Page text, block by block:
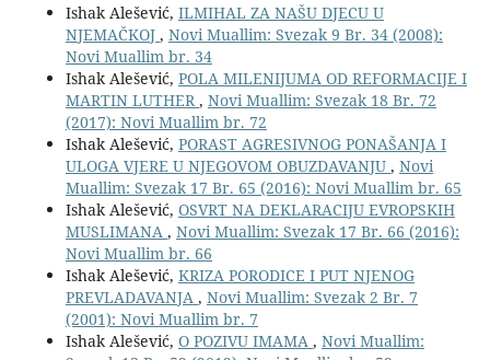
Ishak Alešević, ILMIHAL ZA NAŠU DJECU U
NJEMAČKOJ , Novi Muallim: Svezak 9 Br. 34 (2008):
Novi Muallim br. 34
Ishak Alešević, POLA MILENIJUMA OD REFORMACIJE I
MARTIN LUTHER, Novi Muallim: Svezak 18 Br. 72
(2017): Novi Muallim br. 72
Ishak Alešević, PORAST AGRESIVNOG PONAŠANJA I
ULOGA VJERE U NJEGOVOM OBUZDAVANJU , Novi
Muallim: Svezak 17 Br. 65 (2016): Novi Muallim br. 65
Ishak Alešević, OSVRT NA DEKLARACIJU EVROPSKIH
MUSLIMANA , Novi Muallim: Svezak 17 Br. 66 (2016):
Novi Muallim br. 66
Ishak Alešević, KRIZA PORODICE I PUT NJENOG
PREVLADAVANJA , Novi Muallim: Svezak 2 Br. 7
(2001): Novi Muallim br. 7
Ishak Alešević, O POZIVU IMAMA , Novi Muallim: